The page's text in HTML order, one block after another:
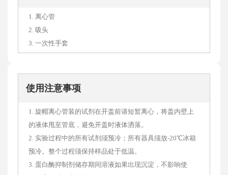
1. 离心管
2. 吸头
3. 一次性手套
使用注意事项
1. 旋帽离心管装的试剂在开盖前请短暂离心，将盖内壁上
的液体甩至管底，避免开盖时液体洒落。
2. 实验过程中的所有试剂须预冷；所有器具须放-20℃冰箱
预冷。整个过程须保持样品处于低温。
3. 蛋白酶抑制剂储存期间溶液如果出现沉淀，不影响使